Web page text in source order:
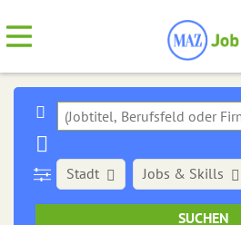
Stadt Jobs & Skills